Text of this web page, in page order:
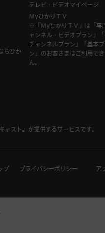
らひか
テレビ・ビデオマイページ
MyひかりＴＶ
※「MyひかりＴＶ」は「専
ャンネル・ビデオプラン」
チャンネルプラン」「基本プ
ン」のお客さまはご利用で
ん。
ャスト』 が提供するサービスです。
プ プライバシーポリシー ア